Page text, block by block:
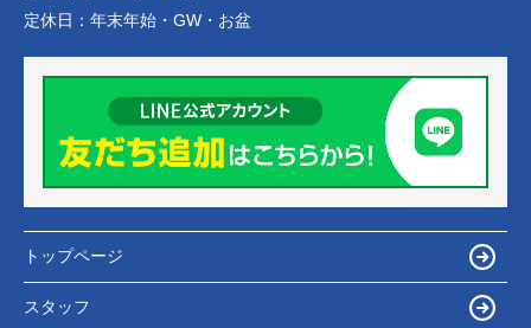
定休日： 年末年始・GW・お盆
トップページ
スタッフ